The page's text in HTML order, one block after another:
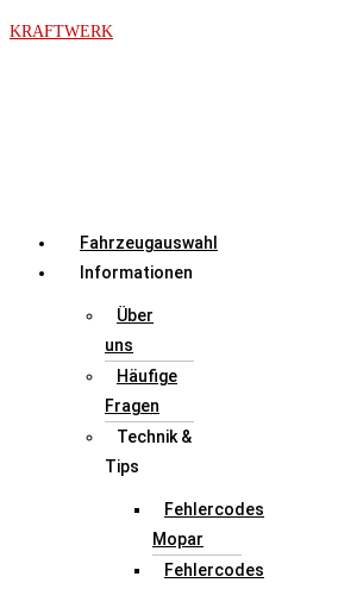
Zum
KRAFTWERK
Menü
Fahrzeugauswahl
Informationen
Über
uns
Häufige
Fragen
Technik &
Tips
Fehlercodes
Mopar
Fehlercodes